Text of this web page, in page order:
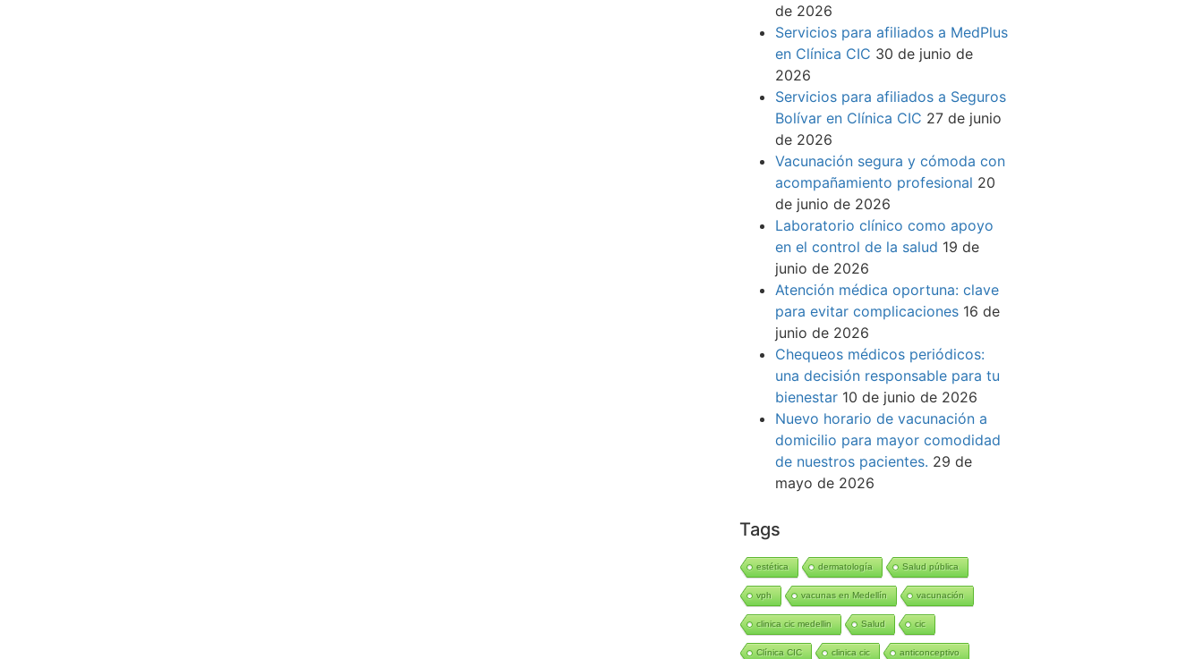
de 2026
Servicios para afiliados a MedPlus
en Clínica CIC 30 de junio de
2026
Servicios para afiliados a Seguros
Bolívar en Clínica CIC 27 de junio
de 2026
Vacunación segura y cómoda con
acompañamiento profesional 20
de junio de 2026
Laboratorio clínico como apoyo
en el control de la salud 19 de
junio de 2026
Atención médica oportuna: clave
para evitar complicaciones 16 de
junio de 2026
Chequeos médicos periódicos:
una decisión responsable para tu
bienestar 10 de junio de 2026
Nuevo horario de vacunación a
domicilio para mayor comodidad
de nuestros pacientes. 29 de
mayo de 2026
Tags
estética dermatología Salud pública
vph vacunas en Medellín vacunación
clinica cic medellin Salud cic
Clínica CIC clinica cic anticonceptivo